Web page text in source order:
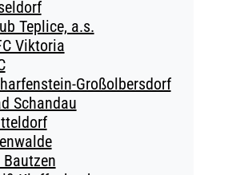
Teplice, a.s.
Viktoria
Großolbersdorf
Schandau
Bautzen